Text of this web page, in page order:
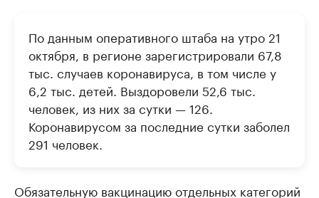
По данным оперативного штаба на утро 21
октября, в регионе зарегистрировали 67,8
тыс. случаев коронавируса, в том числе у
6,2 тыс. детей. Выздоровели 52,6 тыс.
человек, из них за сутки — 126.
Коронавирусом за последние сутки заболел
291 человек.
Обязательную вакцинацию отдельных категорий